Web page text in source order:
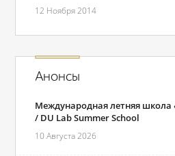
12 Ноября 2014
Анонсы
Международная летняя школа
/ DU Lab Summer School
10 Августа 2026